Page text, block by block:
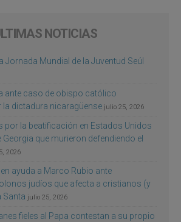
NOTICIAS
Jornada Mundial de la Juventud Seúl
ante caso de obispo católico
dictadura nicaragüense julio 25, 2026
por la beatificación en Estados Unidos
que murieron defendiendo el
2026
ayuda a Marco Rubio ante
judíos que afecta a cristianos (y
Santa julio 25, 2026
fieles al Papa contestan a su propio